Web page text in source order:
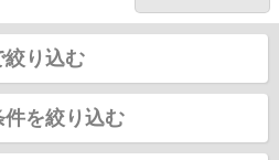
絞り込む
件を絞り込む